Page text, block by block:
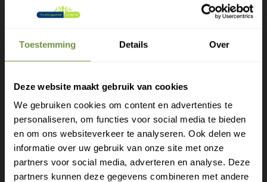
Toestemming Details Over
Deze website maakt gebruik van cookies
We gebruiken cookies om content en advertenties te
personaliseren, om functies voor social media te bieden
en om ons websiteverkeer te analyseren. Ook delen we
informatie over uw gebruik van onze site met onze
partners voor social media, adverteren en analyse. Deze
partners kunnen deze gegevens combineren met andere
opvangt. Precies wat je voeten nodig hebben als ze
uren achter elkaar moeten presteren. Bauerfeind staat
bekend om zijn medische kwaliteit.
Steun en demping voor lange dagen staand werk
Stevige kern die je voetgewelf ondersteunt
Fijn bij vermoeide voeten en hielspoor
Past in de meeste schoenen na het verwijderen van
de originele inlegzool
Wissel de eerste week af tussen je oude en je nieuwe
Gratis verzending?
Laat je e-mail achter.